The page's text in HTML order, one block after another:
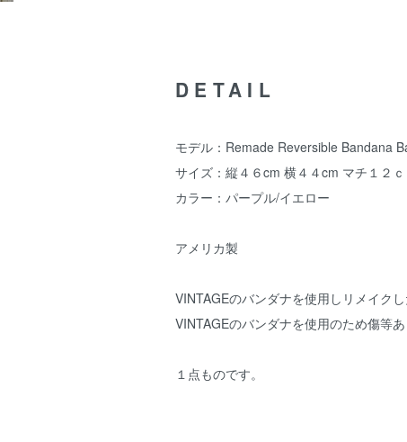
DETAIL
モデル：Remade Reversible Bandana
サイズ：縦４６cm 横４４cm マチ１２ｃ
カラー：パープル/イエロー
アメリカ製
VINTAGEのバンダナを使用しリメイクし
VINTAGEのバンダナを使用のため傷等あ
１点ものです。